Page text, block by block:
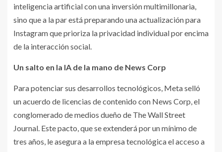
inteligencia artificial con una inversión multimillonaria,
sino que a la par está preparando una actualización para
Instagram que prioriza la privacidad individual por encima
de la interacción social.
Un salto en la IA de la mano de News Corp
Para potenciar sus desarrollos tecnológicos, Meta selló
un acuerdo de licencias de contenido con News Corp, el
conglomerado de medios dueño de The Wall Street
Journal. Este pacto, que se extenderá por un mínimo de
tres años, le asegura a la empresa tecnológica el acceso a